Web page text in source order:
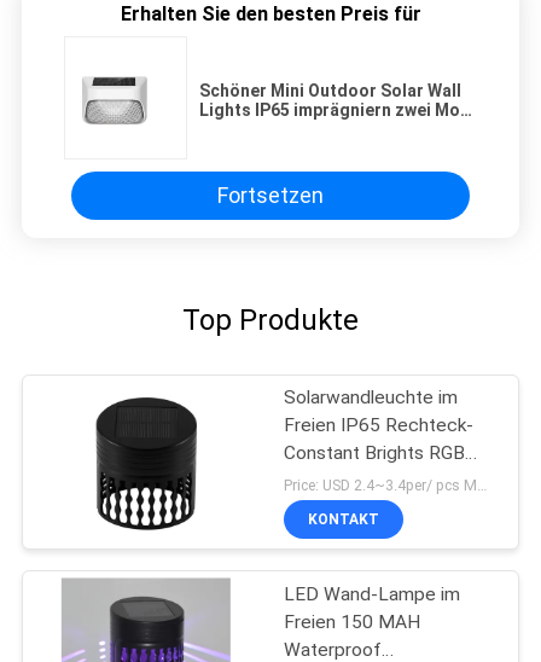
Erhalten Sie den besten Preis für
Schöner Mini Outdoor Solar Wall
Lights IP65 imprägniern zwei Modi
Fortsetzen
Top Produkte
Solarwandleuchte im
Freien IP65 Rechteck-
Constant Brights RGB
imprägniern
Price: USD 2.4~3.4per/ pcs MOQ:10
KONTAKT
LED Wand-Lampe im
Freien 150 MAH
Waterproof